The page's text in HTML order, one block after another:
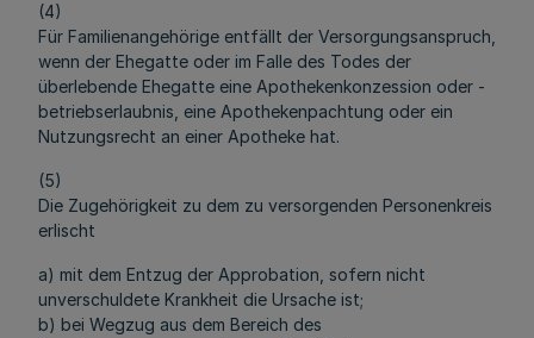
(4)
Für Familienangehörige entfällt der Versorgungsanspruch,
wenn der Ehegatte oder im Falle des Todes der
überlebende Ehegatte eine Apothekenkonzession oder -
betriebserlaubnis, eine Apothekenpachtung oder ein
Nutzungsrecht an einer Apotheke hat.
(5)
Die Zugehörigkeit zu dem zu versorgenden Personenkreis
erlischt
a) mit dem Entzug der Approbation, sofern nicht
unverschuldete Krankheit die Ursache ist;
b) bei Wegzug aus dem Bereich des